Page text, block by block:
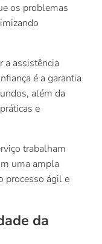
os problemas
a assistência
é a garantia
além da
e
trabalham
uma ampla
processo ágil e
da